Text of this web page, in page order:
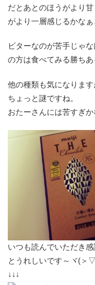
だとあとのほうがより
がより一層感じるかなぁ
ビターなのが苦手じゃ
の方は食べてみる勝ちあ
他の種類も気になりま
ちょっと謎ですね。
おたーさんには苦すぎか
いつも読んでいただき
とうれしいです～ヾ(＞
↓↓↓